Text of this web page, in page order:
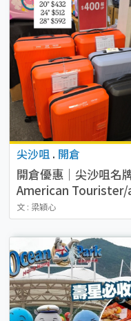
尖沙咀 . 開倉
開倉優惠｜尖沙咀名
American Tourister/
文 : 梁穎心